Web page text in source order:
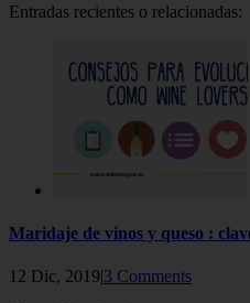
Entradas recientes o relacionadas:
Maridaje de vinos y queso :
12 Dic, 2019|3 Comments